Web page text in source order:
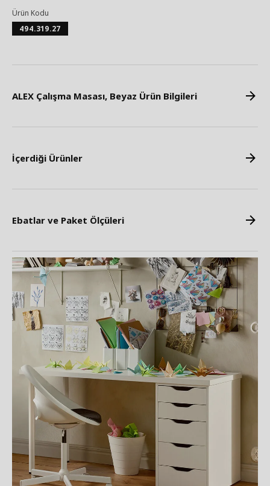
Ürün Kodu
494.319.27
ALEX Çalışma Masası, Beyaz Ürün Bilgileri
İçerdiği Ürünler
Ebatlar ve Paket Ölçüleri